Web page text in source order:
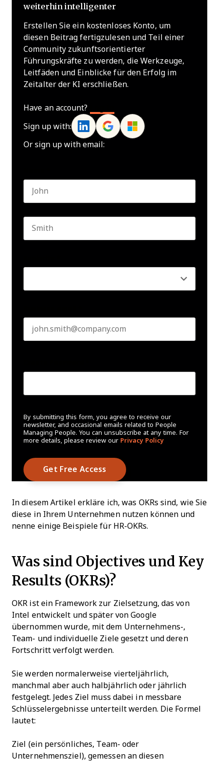
weiterhin intelligenter
Erstellen Sie ein kostenloses Konto, um
diesen Beitrag fertigzulesen und Teil einer
Community zukunftsorientierter
Führungskräfte zu werden, die Werkzeuge,
Leitfäden und Einblicke für den Erfolg im
Zeitalter der KI erschließen.
Have an account?
Sign up with:
Or sign up with email:
By submitting this form, you agree to receive our
newsletter, and occasional emails related to People
Managing People. You can unsubscribe at any time. For
more details, please review our Privacy Policy
In diesem Artikel erkläre ich, was OKRs sind, wie Sie
diese in Ihrem Unternehmen nutzen können und
nenne einige Beispiele für HR-OKRs.
Was sind Objectives und Key
Results (OKRs)?
OKR ist ein Framework zur Zielsetzung, das von
Intel entwickelt und später von Google
übernommen wurde, mit dem Unternehmens-,
Team- und individuelle Ziele gesetzt und deren
Fortschritt verfolgt werden.
Sie werden normalerweise vierteljährlich,
manchmal aber auch halbjährlich oder jährlich
festgelegt. Jedes Ziel muss dabei in messbare
Schlüsselergebnisse unterteilt werden. Die Formel
lautet:
Ziel (ein persönliches, Team- oder
Unternehmensziel), gemessen an diesen